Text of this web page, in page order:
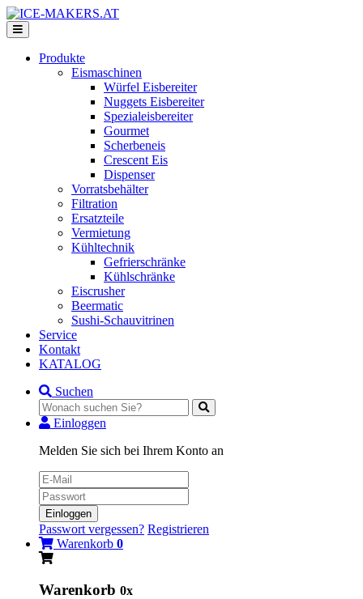
Produkte
Eismaschinen
Würfel Eisbereiter
Nuggets Eisbereiter
Spezialeisbereiter
Gourmet
Scherbeneis
Crescent Eis
Dispenser
Vorratsbehälter
Filtration
Ersatzteile
Vermietung
Kühltechnik
Gefrierschränke
Kühlschränke
Eiscrusher
Beermatic
Sushi-Schauvitrinen
Service
Kontakt
KATALOG
Suchen
Einloggen
Melden Sie sich bei Ihrem Konto an
Einloggen
Passwort vergessen? Registrieren
Warenkorb 0
Warenkorb 0x